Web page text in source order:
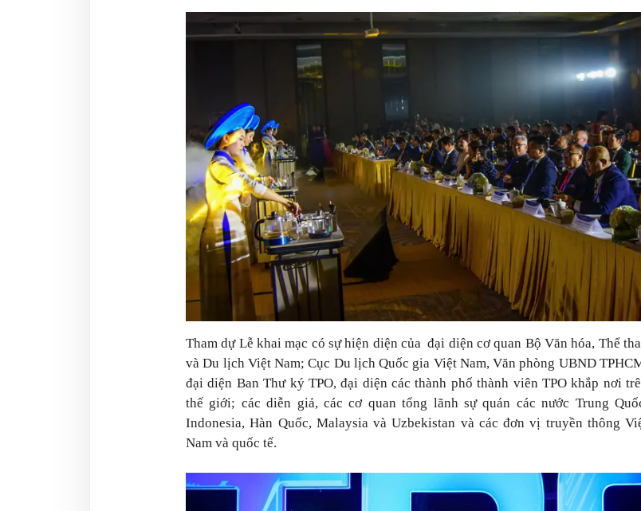
Tham dự Lễ khai mạc có sự hiện diện của đại diện cơ quan Bộ Văn hóa, Thể
và Du lịch Việt Nam; Cục Du lịch Quốc gia Việt Nam, Văn phòng UBND
đại diện Ban Thư ký TPO, đại diện các thành phố thành viên TPO khắp nơi
thế giới; các diễn giả, các cơ quan tổng lãnh sự quán các nước Trung
Indonesia, Hàn Quốc, Malaysia và Uzbekistan và các đơn vị truyền thông
Nam và quốc tế.